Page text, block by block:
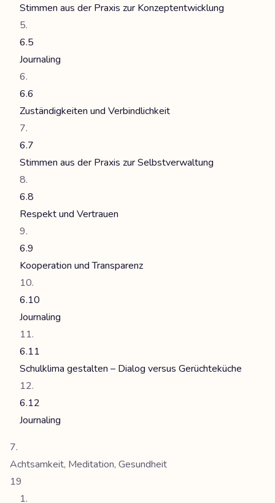
Stimmen aus der Praxis zur Konzeptentwicklung
6.5
Journaling
6.6
Zuständigkeiten und Verbindlichkeit
6.7
Stimmen aus der Praxis zur Selbstverwaltung
6.8
Respekt und Vertrauen
6.9
Kooperation und Transparenz
6.10
Journaling
6.11
Schulklima gestalten – Dialog versus Gerüchteküche
6.12
Journaling
Achtsamkeit, Meditation, Gesundheit
19